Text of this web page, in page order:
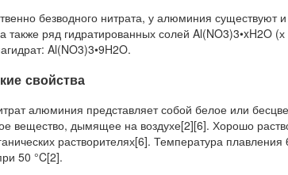
безводного нитрата, у алюминия существуют
также ряд гидратированных солей Al(NO3)3•xH2O
Al(NO3)3•9H2O.
свойства
алюминия представляет собой белое или
вещество, дымящее на воздухе[2][6]. Хорошо
растворителях[6]. Температура
50 °C[2].